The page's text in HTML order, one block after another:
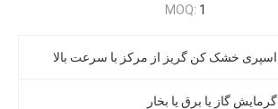
MOQ: 1
اسپری خشک کن گریز از مرکز با سرعت بالا
گرمایش گاز یا برق یا بخار